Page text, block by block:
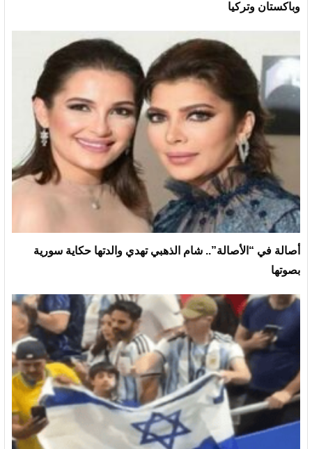
وباكستان وتركيا
أصالة في “الأصالة”.. شام الذهبي تهدي والدتها حكاية سورية
بصوتها